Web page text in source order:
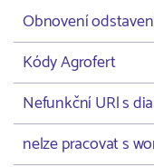
Obnovení
Kódy Agrofert
Nefunkční URl s
nelze pracovat s